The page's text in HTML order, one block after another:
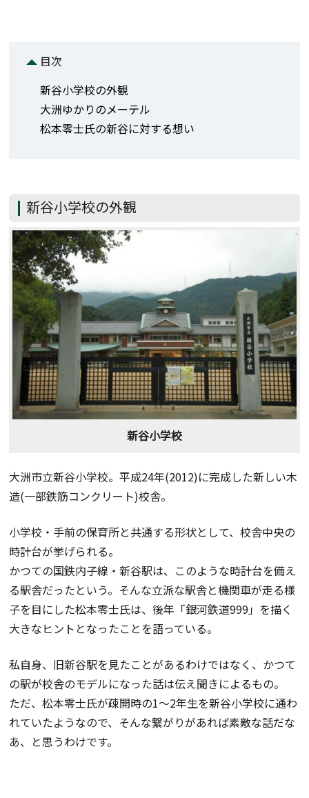
目次
新谷小学校の外観
大洲ゆかりのメーテル
松本零士氏の新谷に対する想い
新谷小学校の外観
新谷小学校
大洲市立新谷小学校。平成24年(2012)に完成した新しい木
造(一部鉄筋コンクリート)校舎。
小学校・手前の保育所と共通する形状として、校舎中央の
時計台が挙げられる。
かつての国鉄内子線・新谷駅は、このような時計台を備え
る駅舎だったという。そんな立派な駅舎と機関車が走る様
子を目にした松本零士氏は、後年「銀河鉄道999」を描く
大きなヒントとなったことを語っている。
私自身、旧新谷駅を見たことがあるわけではなく、かつて
の駅が校舎のモデルになった話は伝え聞きによるもの。
ただ、松本零士氏が疎開時の1～2年生を新谷小学校に通わ
れていたようなので、そんな繋がりがあれば素敵な話だな
あ、と思うわけです。